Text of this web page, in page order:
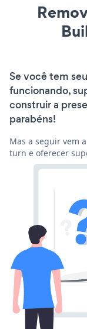
Se você tem
funcionando,
construir a
parabéns!
Mas a seguir vem
turn e oferecer